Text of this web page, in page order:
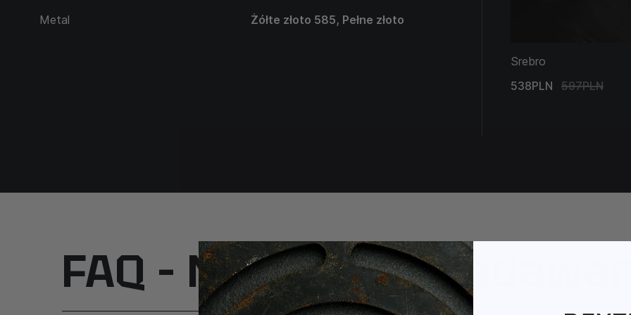
Metal Żółte złoto 585, Pełne złoto
Srebro
538PLN
597PLN
FAQ – Najczęściej